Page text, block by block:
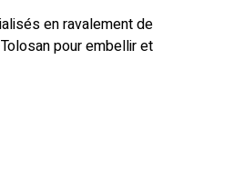
en ravalement de
pour embellir et